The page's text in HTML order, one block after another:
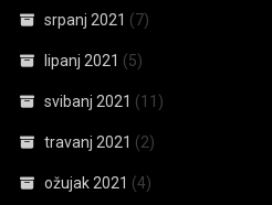
srpanj 2021 (7)
lipanj 2021 (5)
svibanj 2021 (11)
travanj 2021 (2)
ožujak 2021 (4)